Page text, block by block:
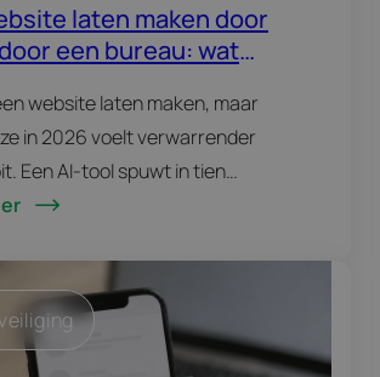
laten maken door
een bureau: wat
website laten maken, maar
in 2026 voelt verwarrender
Een AI-tool spuwt in tien
een werkende site uit. Een